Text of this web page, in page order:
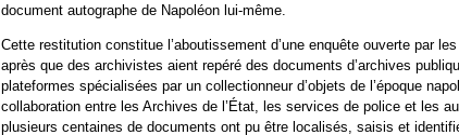
document autographe de Napoléon lui-même.
Cette restitution constitue l’aboutissement d’une enquête ouverte par
après que des archivistes aient repéré des documents d’archives
plateformes spécialisées par un collectionneur d’objets de l’époque
collaboration entre les Archives de l’État, les services de police et les
plusieurs centaines de documents ont pu être localisés, saisis et